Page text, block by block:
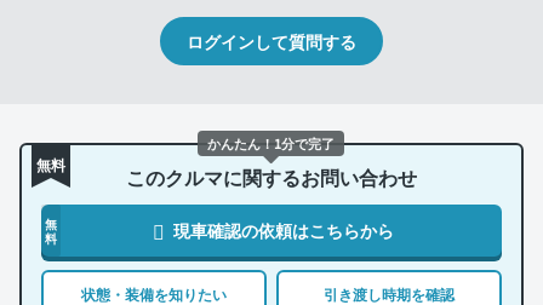
ログインして質問する
無料 このクルマに関するお問い合わせ
無
料
現車確認の依頼はこちらから
状態・装備を知りたい 引き渡し時期を確認
かんたん！1分で完了